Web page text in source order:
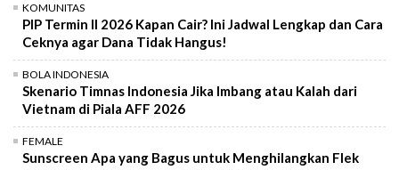
KOMUNITAS
PIP Termin II 2026 Kapan Cair? Ini Jadwal Lengkap dan Cara
Ceknya agar Dana Tidak Hangus!
BOLA INDONESIA
Skenario Timnas Indonesia Jika Imbang atau Kalah dari
Vietnam di Piala AFF 2026
FEMALE
Sunscreen Apa yang Bagus untuk Menghilangkan Flek